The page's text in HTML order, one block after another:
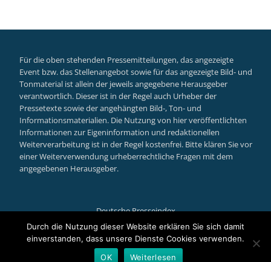
Für die oben stehenden Pressemitteilungen, das angezeigte
Event bzw. das Stellenangebot sowie für das angezeigte Bild- und
Tonmaterial ist allein der jeweils angegebene Herausgeber
verantwortlich. Dieser ist in der Regel auch Urheber der
Pressetexte sowie der angehängten Bild-, Ton- und
Informationsmaterialien. Die Nutzung von hier veröffentlichten
Informationen zur Eigeninformation und redaktionellen
Weiterverarbeitung ist in der Regel kostenfrei. Bitte klären Sie vor
einer Weiterverwendung urheberrechtliche Fragen mit dem
angegebenen Herausgeber.
Deutsche Presseindex
Secondary
Llorix One Litepowered by WordPress
Durch die Nutzung dieser Website erklären Sie sich damit
einverstanden, dass unsere Dienste Cookies verwenden.
OK
Weiterlesen